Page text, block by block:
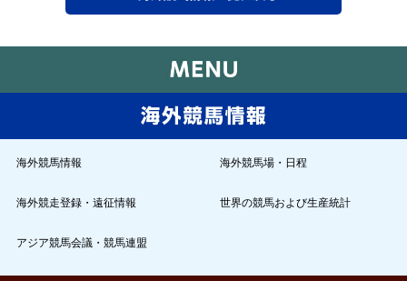
海外競馬情報 海外競馬場・日程
海外競走登録・遠征情報 世界の競馬および生産統計
アジア競馬会議・競馬連盟